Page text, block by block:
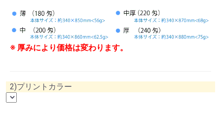
※ 厚みにより価格は変わります。
2)プリントカラー